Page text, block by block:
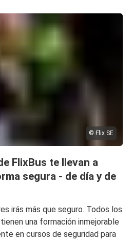
© Flix SE
FlixBus te llevan a
segura - de día y de
irás más que seguro. Todos los
una formación inmejorable
en cursos de seguridad para